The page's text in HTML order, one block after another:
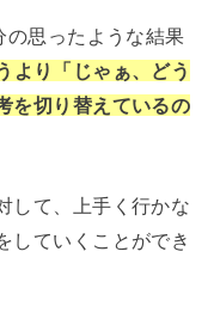
の思ったような結果
より「じゃぁ、どう
を切り替えているの
して、上手く行かな
していくことができ